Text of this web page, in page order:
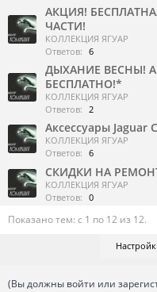
АКЦИЯ!
ЧАСТИ!
КОЛЛЕКЦИЯ ЯГУАР
Ответов: 6
ДЫХАНИЕ ВЕСНЫ!
БЕСПЛАТНО!*
КОЛЛЕКЦИЯ ЯГУАР
Ответов: 2
Аксессуары Jaguar
КОЛЛЕКЦИЯ ЯГУАР
Ответов: 6
СКИДКИ НА
КОЛЛЕКЦИЯ ЯГУАР
Ответов: 0
Показано тем: с 1 по 12 из 12.
(Вы должны войти или